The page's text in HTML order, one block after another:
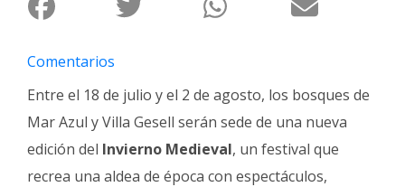
de
Clasificados
Fúnebres
Comentarios
Entre el 18 de julio y el 2 de agosto, los bosques de
Mar Azul y Villa Gesell serán sede de una nueva
edición del Invierno Medieval, un festival que
recrea una aldea de época con espectáculos,